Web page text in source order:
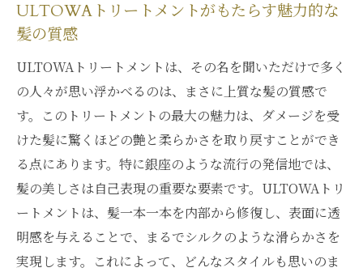
出すコツ
銀座でULTOWAトリートメントを受ける際
のポイント
銀座で体験する髪の革命ULTOWAトリートメン
トの魅力
ULTOWAトリートメントがもたらす革命的
な変化
銀座のULTOWAトリートメントが支持され
る理由
髪に革命を起こすULTOWAトリートメント
ULTOWAトリートメントがもたらす魅力的な
髪の質感
ULTOWAトリートメントは、その名を聞いただけで多く
の人々が思い浮かべるのは、まさに上質な髪の質感で
す。このトリートメントの最大の魅力は、ダメージを受
けた髪に驚くほどの艶と柔らかさを取り戻すことができ
る点にあります。特に銀座のような流行の発信地では、
髪の美しさは自己表現の重要な要素です。ULTOWAトリ
ートメントは、髪一本一本を内部から修復し、表面に透
明感を与えることで、まるでシルクのような滑らかさを
実現します。これによって、どんなスタイルも思いのま